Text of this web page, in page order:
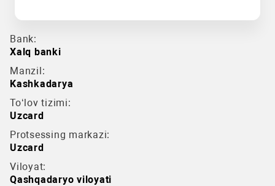
Bank:
Xalq banki
Manzil:
Kashkadarya
To‘lov tizimi:
Uzcard
Protsessing markazi:
Uzcard
Viloyat:
Qashqadaryo viloyati